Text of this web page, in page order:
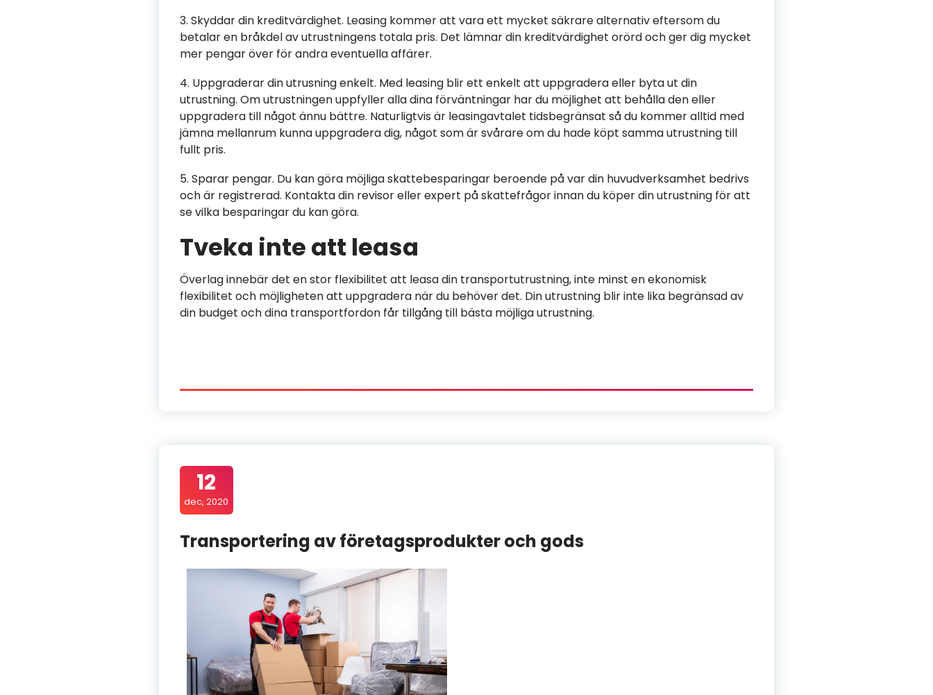
3. Skyddar din kreditvärdighet. Leasing kommer att vara ett mycket säkrare alternativ eftersom du
betalar en bråkdel av utrustningens totala pris. Det lämnar din kreditvärdighet orörd och ger dig mycket
mer pengar över för andra eventuella affärer.
4. Uppgraderar din utrusning enkelt. Med leasing blir ett enkelt att uppgradera eller byta ut din
utrustning. Om utrustningen uppfyller alla dina förväntningar har du möjlighet att behålla den eller
uppgradera till något ännu bättre. Naturligtvis är leasingavtalet tidsbegränsat så du kommer alltid med
jämna mellanrum kunna uppgradera dig, något som är svårare om du hade köpt samma utrustning till
fullt pris.
5. Sparar pengar. Du kan göra möjliga skattebesparingar beroende på var din huvudverksamhet bedrivs
och är registrerad. Kontakta din revisor eller expert på skattefrågor innan du köper din utrustning för att
se vilka besparingar du kan göra.
Tveka inte att leasa
Överlag innebär det en stor flexibilitet att leasa din transportutrustning, inte minst en ekonomisk
flexibilitet och möjligheten att uppgradera när du behöver det. Din utrustning blir inte lika begränsad av
din budget och dina transportfordon får tillgång till bästa möjliga utrustning.
12
dec, 2020
Transportering av företagsprodukter och gods